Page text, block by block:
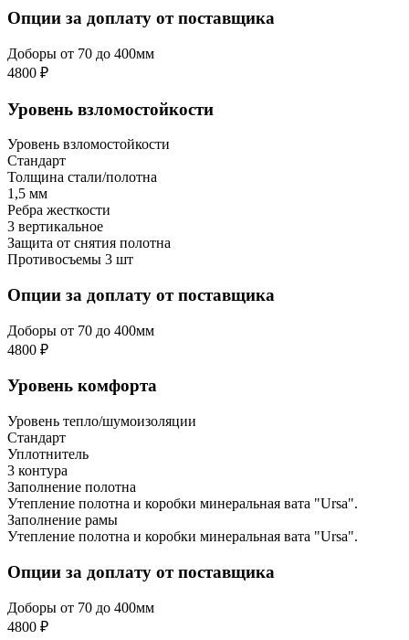
Опции за доплату от поставщика
Доборы от 70 до 400мм
4800 ₽
Уровень взломостойкости
Уровень взломостойкости
Стандарт
Толщина стали/полотна
1,5 мм
Ребра жесткости
3 вертикальное
Защита от снятия полотна
Противосъемы 3 шт
Опции за доплату от поставщика
Доборы от 70 до 400мм
4800 ₽
Уровень комфорта
Уровень тепло/шумоизоляции
Стандарт
Уплотнитель
3 контура
Заполнение полотна
Утепление полотна и коробки минеральная вата "Ursa".
Заполнение рамы
Утепление полотна и коробки минеральная вата "Ursa".
Опции за доплату от поставщика
Доборы от 70 до 400мм
4800 ₽